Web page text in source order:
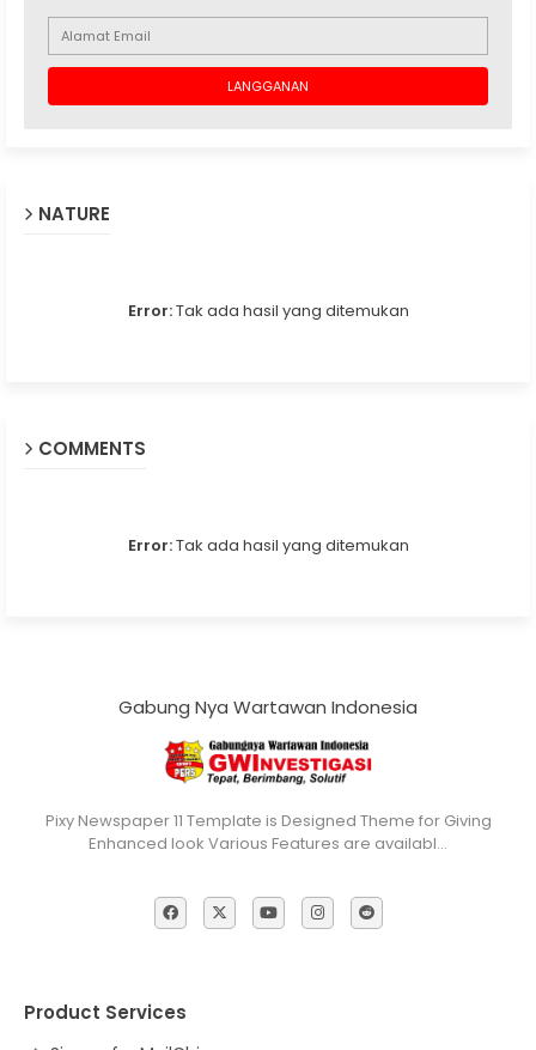
NATURE
Error:Tak ada hasil yang ditemukan
COMMENTS
Error:Tak ada hasil yang ditemukan
Gabung Nya Wartawan Indonesia
Pixy Newspaper 11 Template is Designed Theme for Giving
Enhanced look Various Features are availabl…
Product Services